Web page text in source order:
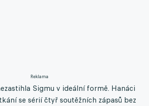
Reklama
Sigmu v ideální formě. Hanáci
se sérií čtyř soutěžních zápasů bez